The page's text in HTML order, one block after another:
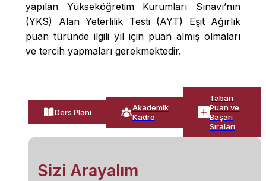
yapılan Yükseköğretim Kurumları Sınavı’nın
(YKS) Alan Yeterlilik Testi (AYT) Eşit Ağırlık
puan türünde ilgili yıl için puan almış olmaları
ve tercih yapmaları gerekmektedir.
Ders Planı
Akademik
Kadro
Taban
Puan ve
Başarı
Sıraları
Sizi Arayalım